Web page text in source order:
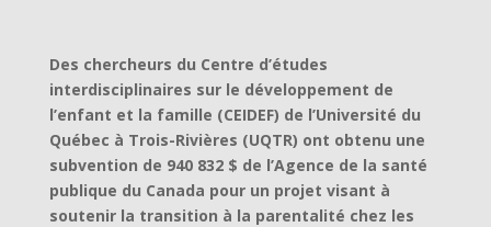
Des chercheurs du Centre d’études
interdisciplinaires sur le développement de
l’enfant et la famille (CEIDEF) de l’Université du
Québec à Trois-Rivières (UQTR) ont obtenu une
subvention de 940 832 $ de l’Agence de la santé
publique du Canada pour un projet visant à
soutenir la transition à la parentalité chez les